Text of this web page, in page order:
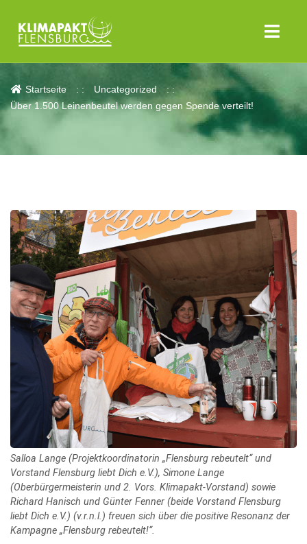
Aktuelles
Startseite
Uncategorized
Über 1.500 Leinenbeutel werden gegen Spende verteilt!
Salloa Lange (Projektkoordinatorin „Flensburg rebeutelt“ und
Vorstand Flensburg liebt Dich e.V.), Simone Lange
(Oberbürgermeisterin und 2. Vors. Klimapakt-Vorstand) sowie
Richard Hanisch und Günter Fenner (beide Vorstand Flensburg
liebt Dich e.V.) (v.r.n.l.) freuen sich über die positive Resonanz der
Kampagne „Flensburg rebeutelt!“.